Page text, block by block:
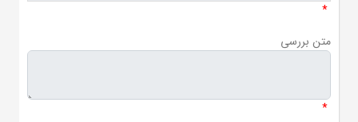
*
متن بررسی
*